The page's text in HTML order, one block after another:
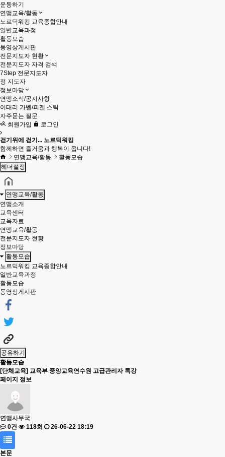
운동하기
연맹교육/활동
노르딕워킹 교육종합안내
일반교육과정
활동모습
동영상게시판
전문지도자 현황
전문지도자 자격 검색
7Step 전문지도자
정 지도자
정보마당
연맹소식/공지사항
이태리 가벨/피젠 스틱
자주묻는 질문
회원가입
로그인
걷기위에 걷기... 노르딕워킹
함께하면 즐거움과 행복이 옵니다!
연맹교육/활동
활동모습
헤더설정
연맹교육/활동
연맹소개
교육센터
교육자료
연맹교육/활동
전문지도자 현황
정보마당
활동모습
노르딕워킹 교육종합안내
일반교육과정
활동모습
동영상게시판
공유하기
활동모습
[단체교육] 교육부 중앙교육연수원 고급관리자 특강
페이지 정보
연맹사무국
0건
118회 26-06-22 18:19
본문